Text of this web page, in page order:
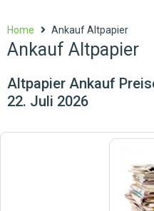
Ankauf Altpapier
Home Ankauf Altpapier
Altpapier Ankauf
22. Juli 2026